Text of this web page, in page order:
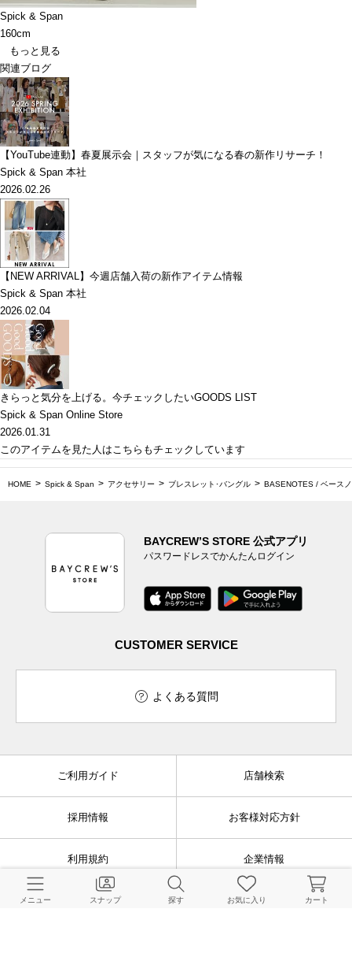
Spick & Span
160cm
もっと見る
関連ブログ
【YouTube連動】春夏展示会｜スタッフが気になる春の新作リサーチ！
Spick & Span 本社
2026.02.26
【NEW ARRIVAL】今週店舗入荷の新作アイテム情報
Spick & Span 本社
2026.02.04
きらっと気分を上げる。今チェックしたいGOODS LIST
Spick & Span Online Store
2026.01.31
このアイテムを見た人はこちらもチェックしています
HOME Spick & Span アクセサリー ブレスレット･バングル BASENOTES / ベース
BAYCREW’S STORE 公式アプリ
パスワードレスでかんたんログイン
CUSTOMER SERVICE
よくある質問
ご利用ガイド 店舗検索
採用情報 お客様対応方針
利用規約 企業情報
個人情報保護方針 特定商取引法に基づく表記
メニュー スナップ 探す お気に入り カート